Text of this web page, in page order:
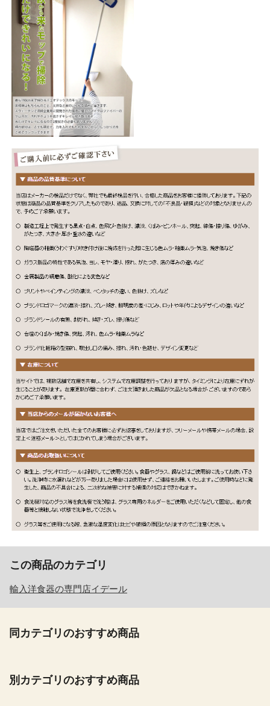
この商品のカテゴリ
輸入洋食器の専門店イデール
同カテゴリのおすすめ商品
別カテゴリのおすすめ商品